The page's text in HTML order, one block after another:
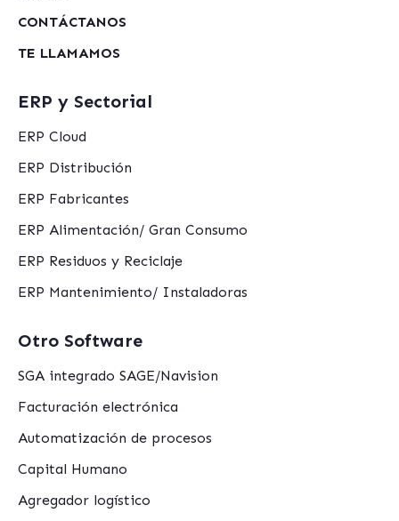
CONTÁCTANOS
TE LLAMAMOS
ERP y Sectorial
ERP Cloud
ERP Distribución
ERP Fabricantes
ERP Alimentación/ Gran Consumo
ERP Residuos y Reciclaje
ERP Mantenimiento/ Instaladoras
Otro Software
SGA integrado SAGE/Navision
Facturación electrónica
Automatización de procesos
Capital Humano
Agregador logístico